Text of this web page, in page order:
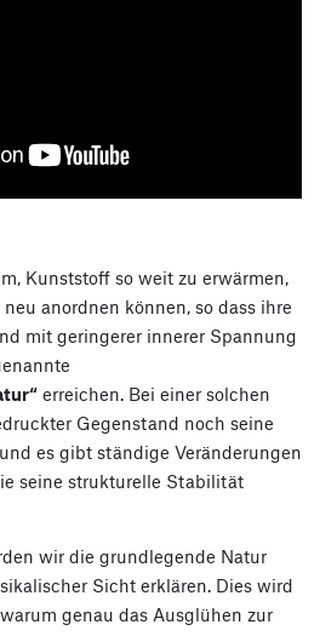
Kunststoff so weit zu erwärmen,
anordnen können, so dass ihre
mit geringerer innerer Spannung
erreichen. Bei einer solchen
Gegenstand noch seine
es gibt ständige Veränderungen
seine strukturelle Stabilität
wir die grundlegende Natur
Sicht erklären. Dies wird
genau das Ausglühen zur